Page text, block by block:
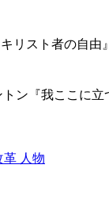
リスト者の自由
トン『我ここに
革 人物